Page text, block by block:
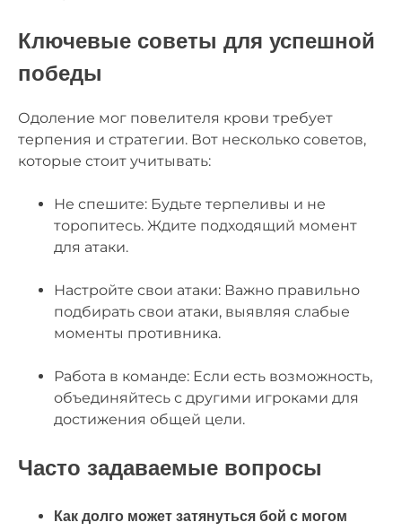
Ключевые советы для успешной
победы
Одоление мог повелителя крови требует
терпения и стратегии. Вот несколько советов,
которые стоит учитывать:
Не спешите: Будьте терпеливы и не
торопитесь. Ждите подходящий момент
для атаки.
Настройте свои атаки: Важно правильно
подбирать свои атаки, выявляя слабые
моменты противника.
Работа в команде: Если есть возможность,
объединяйтесь с другими игроками для
достижения общей цели.
Часто задаваемые вопросы
Как долго может затянуться бой с могом